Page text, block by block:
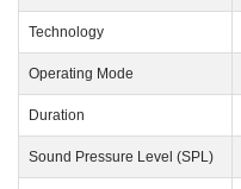
Technology
Operating Mode
Duration
Sound Pressure Level (SPL)